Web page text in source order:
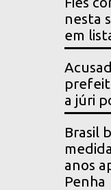
nesta
em
a júri
Brasil
anos
Penha